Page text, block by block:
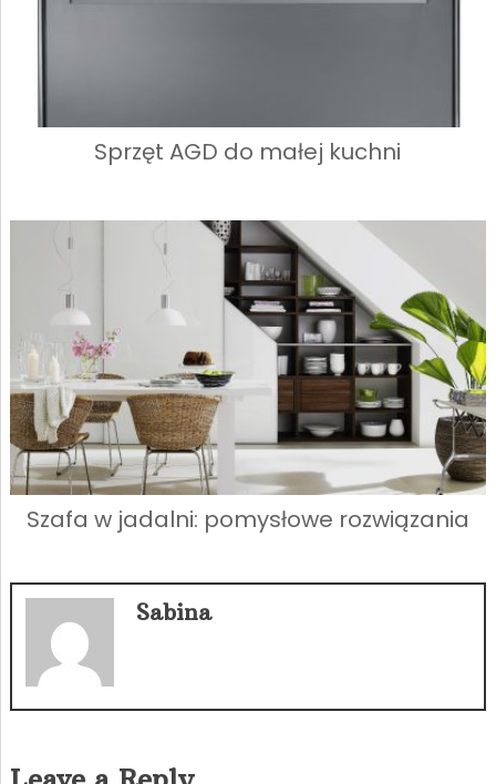
Sprzęt AGD do małej kuchni
Szafa w jadalni: pomysłowe rozwiązania
Sabina